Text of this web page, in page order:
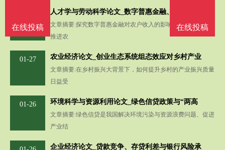
人才学与劳动科学论文_数字普惠金融、非农就业
文章摘要:探究数字普惠金融对农户收入的影响与作用机制，对
推进农
01-27 农业经济论文_创业生态系统组态效应对乡村产业
文章摘要:在乡村振兴大背景下，如何提升乡村的产业振兴质量
日益受
01-26 环境科学与资源利用论文_绿色信贷政策与“两高
文章摘要:绿色信贷是我国解决环境污染与资源浪费问题、促进
产业结
企业经济论文_贷款竞争、存贷利差与银行风险承
在线投稿
在线投稿